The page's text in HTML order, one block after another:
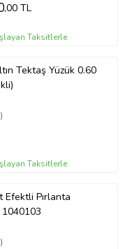
,00 TL
Taksitlerle
Tektaş Yüzük 0.60
Taksitlerle
Efektli Pırlanta